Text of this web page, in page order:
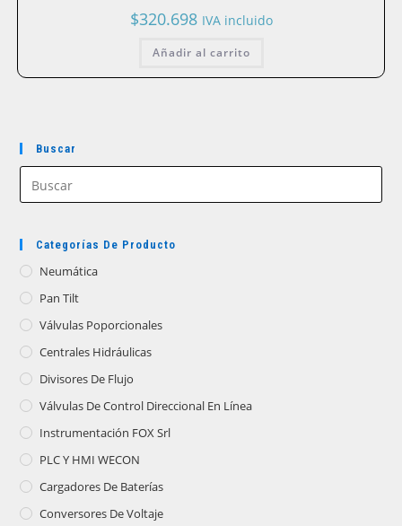
$320.698 IVA incluido
Añadir al carrito
Buscar
Categorías De Producto
Neumática
Pan Tilt
Válvulas Poporcionales
Centrales Hidráulicas
Divisores De Flujo
Válvulas De Control Direccional En Línea
Instrumentación FOX Srl
PLC Y HMI WECON
Cargadores De Baterías
Conversores De Voltaje